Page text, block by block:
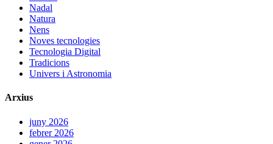
Nadal
Natura
Nens
Noves tecnologies
Tecnologia Digital
Tradicions
Univers i Astronomia
Arxius
juny 2026
febrer 2026